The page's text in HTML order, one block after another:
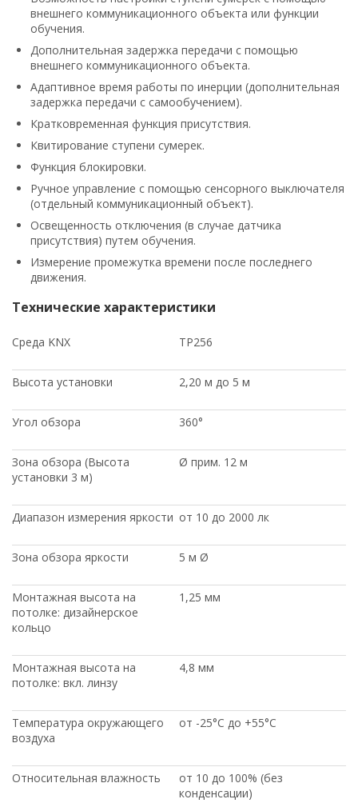
внешнего коммуникационного объекта или функции
обучения.
Дополнительная задержка передачи с помощью
внешнего коммуникационного объекта.
Адаптивное время работы по инерции (дополнительная
задержка передачи с самообучением).
Кратковременная функция присутствия.
Квитирование ступени сумерек.
Функция блокировки.
Ручное управление с помощью сенсорного выключателя
(отдельный коммуникационный объект).
Освещенность отключения (в случае датчика
присутствия) путем обучения.
Измерение промежутка времени после последнего
движения.
Технические характеристики
Среда KNX TP256
Высота установки 2,20 м до 5 м
Угол обзора 360°
Зона обзора (Высота
установки 3 м)
Ø прим. 12 м
Диапазон измерения яркости от 10 до 2000 лк
Зона обзора яркости 5 м Ø
Монтажная высота на
потолке: дизайнерское
кольцо
1,25 мм
Монтажная высота на
потолке: вкл. линзу
4,8 мм
Температура окружающего
воздуха
от -25°C до +55°C
Относительная влажность
от 10 до 100% (без
конденсации)